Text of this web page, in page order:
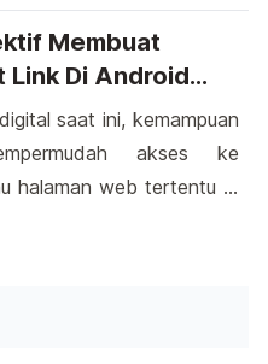
kita ingin memastikan
anak […]
dan pengelolaan
antarmuka yang
dapat menjalankan
perintah terminal di
mereka. Meskipun
lebih banyak […]
Membuat
Link Di Android
Cepat
saat ini, kemampuan
akses ke
halaman web tertentu di
adalah dengan